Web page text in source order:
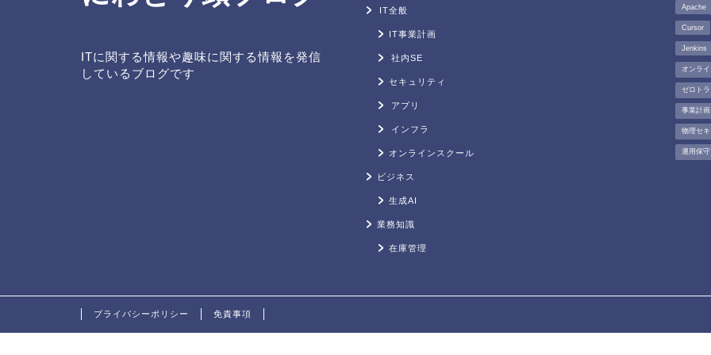
ITに関する情報や趣味に関する情報を発信
しているブログです
IT全般
IT事業計画
社内SE
セキュリティ
アプリ
インフラ
オンラインスクール
ビジネス
生成AI
業務知識
在庫管理
Apache
Cursor
Jenkins
オンラ
ゼロト
事業計画
物理セ
運用保守
プライバシーポリシー 免責事項